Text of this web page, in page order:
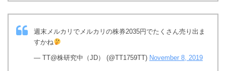
週末メルカリでメルカリの株券2035円でたくさん売り出ま
すかね
— TT@株研究中（JD） (@TT1759TT) November 8, 2019